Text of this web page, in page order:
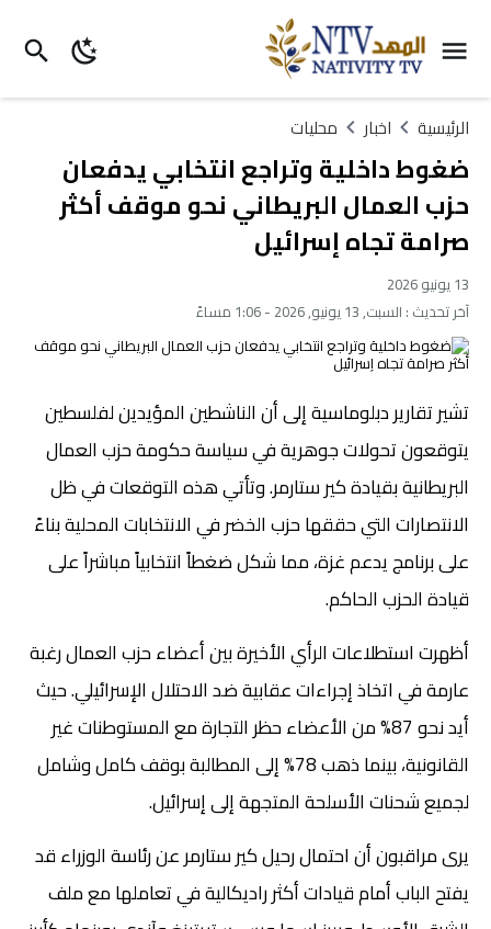
الرئيسية اخبار محليات
ضغوط داخلية وتراجع انتخابي يدفعان
حزب العمال البريطاني نحو موقف أكثر
صرامة تجاه إسرائيل
13 يونيو 2026
آخر تحديث : السبت, 13 يونيو, 2026 - 1:06 مساءً
تشير تقارير دبلوماسية إلى أن الناشطين المؤيدين لفلسطين
يتوقعون تحولات جوهرية في سياسة حكومة حزب العمال
البريطانية بقيادة كير ستارمر. وتأتي هذه التوقعات في ظل
الانتصارات التي حققها حزب الخضر في الانتخابات المحلية بناءً
على برنامج يدعم غزة، مما شكل ضغطاً انتخابياً مباشراً على
قيادة الحزب الحاكم.
أظهرت استطلاعات الرأي الأخيرة بين أعضاء حزب العمال رغبة
عارمة في اتخاذ إجراءات عقابية ضد الاحتلال الإسرائيلي. حيث
أيد نحو 87% من الأعضاء حظر التجارة مع المستوطنات غير
القانونية، بينما ذهب 78% إلى المطالبة بوقف كامل وشامل
لجميع شحنات الأسلحة المتجهة إلى إسرائيل.
يرى مراقبون أن احتمال رحيل كير ستارمر عن رئاسة الوزراء قد
يفتح الباب أمام قيادات أكثر راديكالية في تعاملها مع ملف